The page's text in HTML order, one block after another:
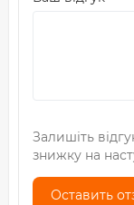
Залишіть
знижку на
Оставить